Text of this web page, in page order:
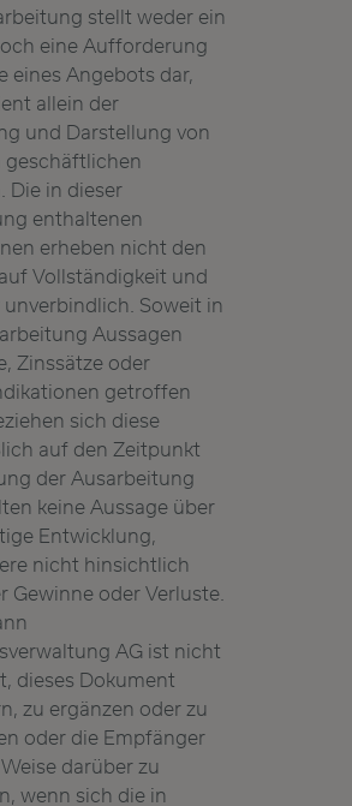
stellt weder ein
eine Aufforderung
eines Angebots dar,
allein der
und Darstellung von
Die in dieser
enthaltenen
erheben nicht den
Vollständigkeit und
Soweit in
Aussagen
Zinssätze oder
getroffen
sich diese
auf den Zeitpunkt
der Ausarbeitung
keine Aussage über
Entwicklung,
nicht hinsichtlich
Gewinne oder Verluste.
AG ist nicht
dieses Dokument
zu ergänzen oder zu
oder die Empfänger
darüber zu
wenn sich die in